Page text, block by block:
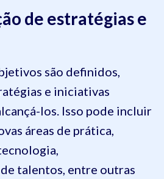
de estratégias e
são definidos,
e iniciativas
los. Isso pode incluir
áreas de prática,
talentos, entre outras